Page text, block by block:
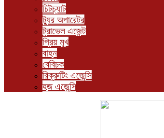
চিটচ্যাট
ট্যুর অপারেটর
ট্রাভেল এজেন্ট
প্রিয় মুখ
বাহন
বেবিচক
রিক্রুটিং এজেন্সি
হজ এজেন্সি